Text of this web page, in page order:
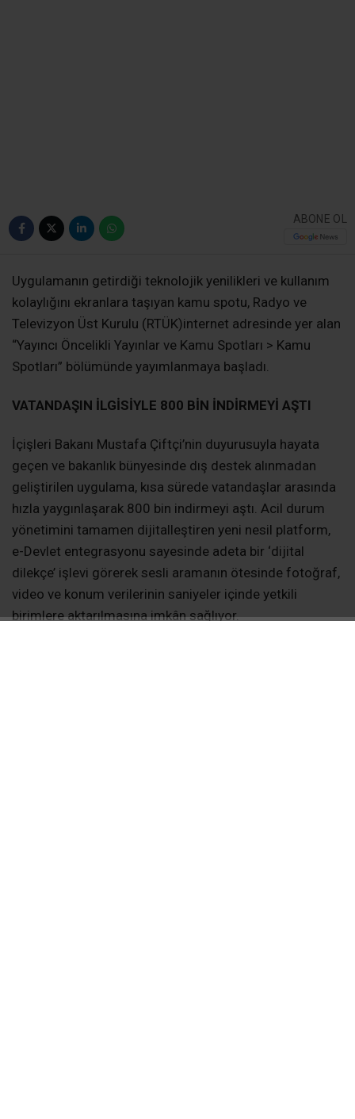
ABONE OL
Uygulamanın getirdiği teknolojik yenilikleri ve kullanım
kolaylığını ekranlara taşıyan kamu spotu, Radyo ve
Televizyon Üst Kurulu (RTÜK)internet adresinde yer alan
“Yayıncı Öncelikli Yayınlar ve Kamu Spotları > Kamu
Spotları” bölümünde yayımlanmaya başladı.
VATANDAŞIN İLGİSİYLE 800 BİN İNDİRMEYİ AŞTI
İçişleri Bakanı Mustafa Çiftçi’nin duyurusuyla hayata
geçen ve bakanlık bünyesinde dış destek alınmadan
geliştirilen uygulama, kısa sürede vatandaşlar arasında
hızla yaygınlaşarak 800 bin indirmeyi aştı. Acil durum
yönetimini tamamen dijitalleştiren yeni nesil platform,
e-Devlet entegrasyonu sayesinde adeta bir ‘dijital
dilekçe’ işlevi görerek sesli aramanın ötesinde fotoğraf,
video ve konum verilerinin saniyeler içinde yetkili
birimlere aktarılmasına imkân sağlıyor.